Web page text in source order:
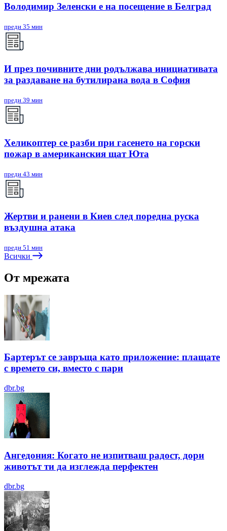
Володимир Зеленски е на посещение в Белград
преди 35 мин
И през почивните дни родължава инициативата
за раздаване на бутилирана вода в София
преди 39 мин
Хеликоптер се разби при гасенето на горски
пожар в американския щат Юта
преди 43 мин
Жертви и ранени в Киев след поредна руска
въздушна атака
преди 51 мин
Всички
От мрежата
Бартерът се завръща като приложение: плащате
с времето си, вместо с пари
dbr.bg
Ангедония: Когато не изпитваш радост, дори
животът ти да изглежда перфектен
dbr.bg